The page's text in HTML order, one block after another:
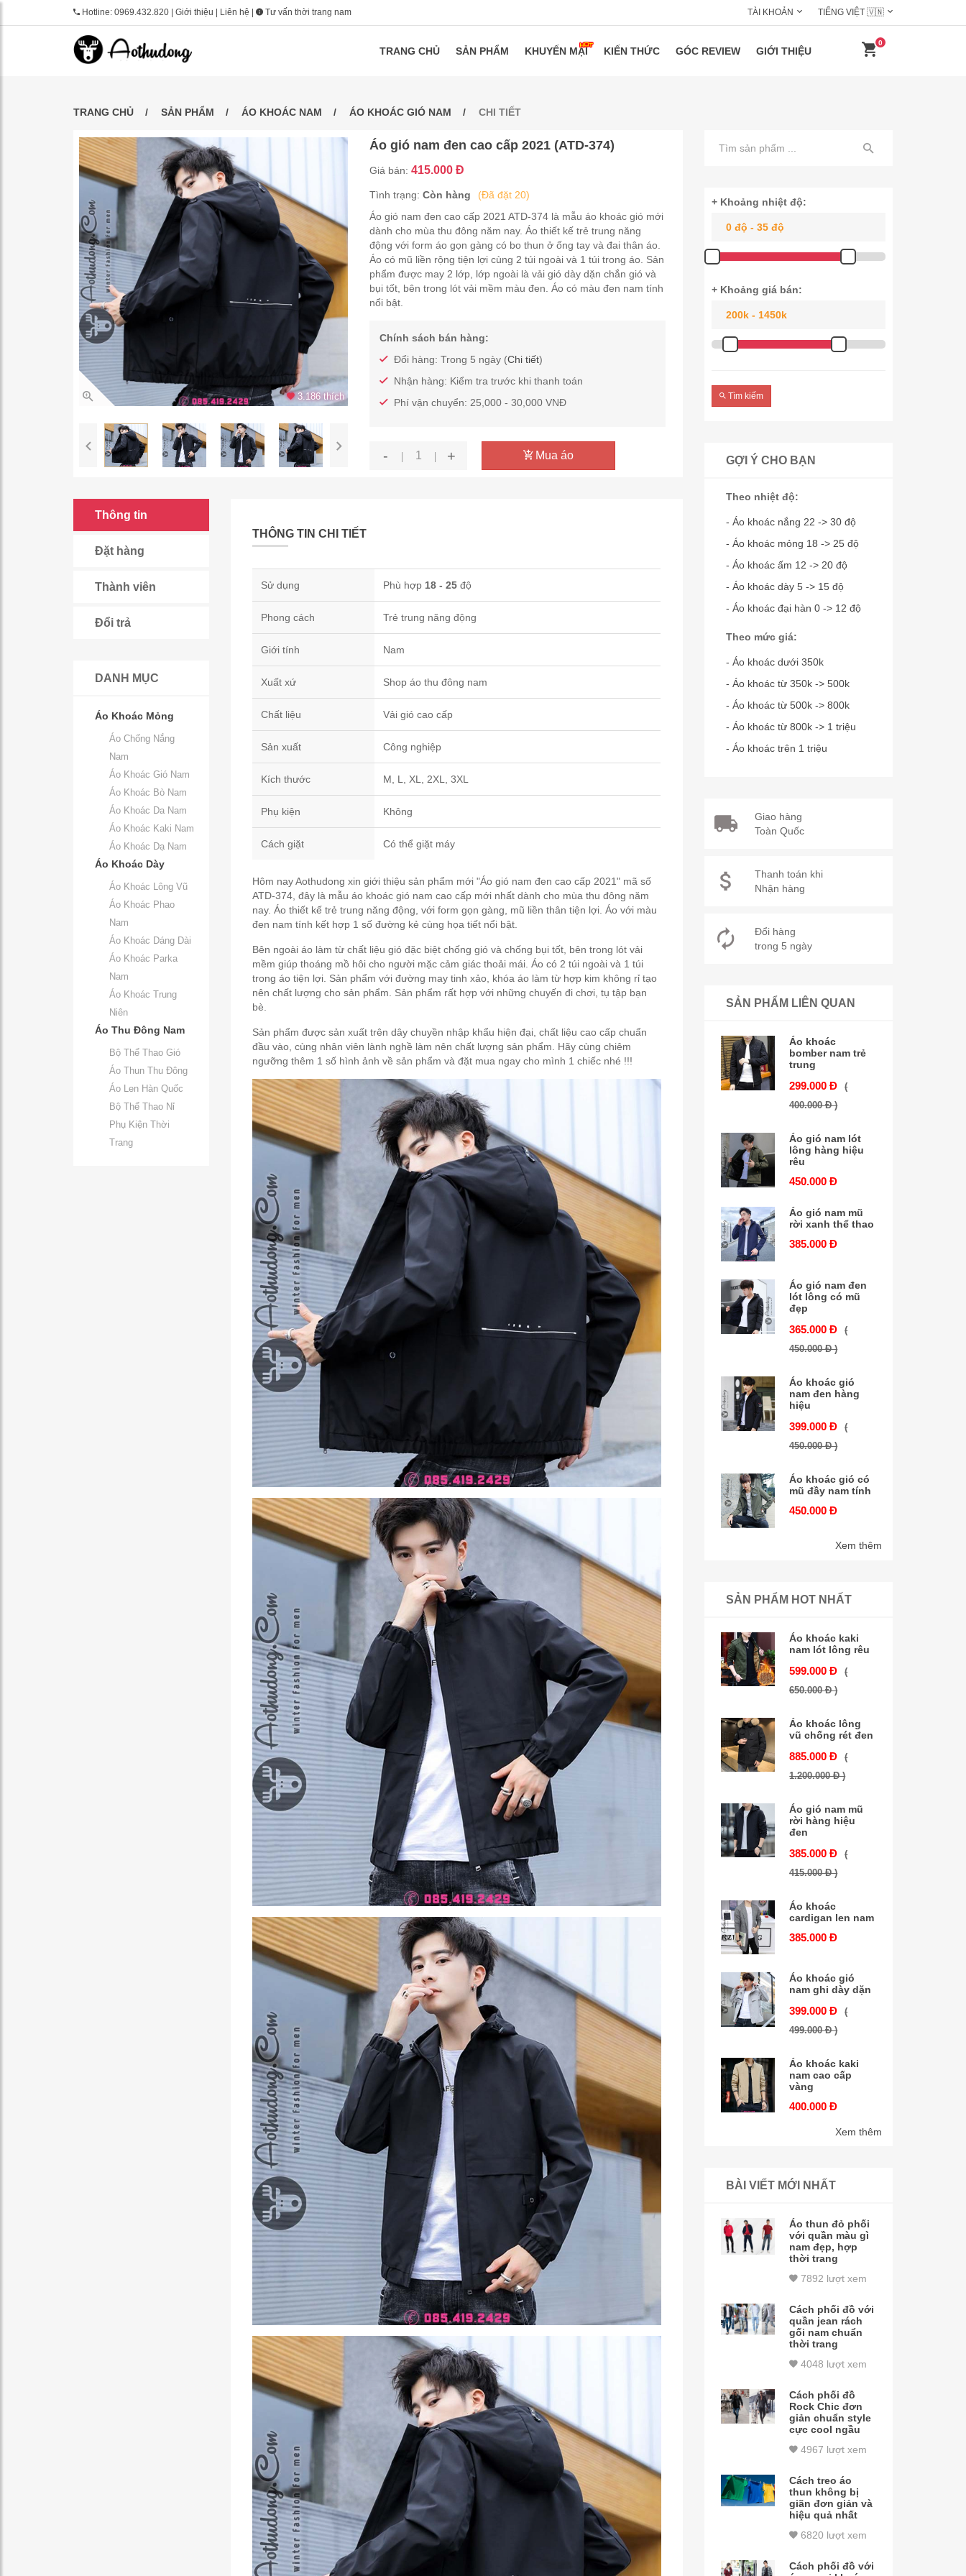
Hotline: 0969.432.820 Giới thiệu Liên hệ Tư vấn thời trang nam TÀI KHOẢN TIẾNG VIỆT 🇻🇳
TRANG CHỦ SẢN PHẨM KHUYẾN MẠI KIẾN THỨC GÓC REVIEW GIỚI THIỆU
0
TRANG CHỦ SẢN PHẨM ÁO KHOÁC NAM ÁO KHOÁC GIÓ NAM CHI TIẾT
3.186 thích
Áo gió nam đen cao cấp 2021 (ATD-374)
Giá bán:415.000 Đ
Tình trạng:Còn hàng
(Đã đặt 20)
Áo gió nam đen cao cấp 2021 ATD-374 là mẫu áo khoác gió mới
dành cho mùa thu đông năm nay. Áo thiết kế trẻ trung năng
động với form áo gọn gàng có bo thun ở ống tay và đai thân áo.
Áo có mũ liền rộng tiện lợi cùng 2 túi ngoài và 1 túi trong áo. Sản
phẩm được may 2 lớp, lớp ngoài là vải gió dày dặn chắn gió và
bụi tốt, bên trong lót vải mềm màu đen. Áo có màu đen nam tính
nổi bật.
Chính sách bán hàng:
Đổi hàng: Trong 5 ngày (Chi tiết)
Nhận hàng: Kiểm tra trước khi thanh toán
Phí vận chuyển: 25,000 - 30,000 VNĐ
- + Mua áo
Thông tin
Đặt hàng
Thành viên
Đổi trả
DANH MỤC
Áo Khoác Mỏng
Áo Chống Nắng
Nam
Áo Khoác Gió Nam
Áo Khoác Bò Nam
Áo Khoác Da Nam
Áo Khoác Kaki Nam
Áo Khoác Dạ Nam
Áo Khoác Dày
Áo Khoác Lông Vũ
Áo Khoác Phao
Nam
Áo Khoác Dáng Dài
Áo Khoác Parka
Nam
Áo Khoác Trung
Niên
Áo Thu Đông Nam
Bộ Thể Thao Gió
Áo Thun Thu Đông
Áo Len Hàn Quốc
Bộ Thể Thao Nỉ
Phụ Kiện Thời
Trang
THÔNG TIN CHI TIẾT
Sử dụng Phù hợp 18 - 25 độ
Phong cách Trẻ trung năng động
Giới tính Nam
Xuất xứ Shop áo thu đông nam
Chất liệu Vải gió cao cấp
Sản xuất Công nghiệp
Kích thước M, L, XL, 2XL, 3XL
Phụ kiện Không
Cách giặt Có thể giặt máy
Hôm nay Aothudong xin giới thiệu sản phẩm mới "Áo gió nam đen cao cấp 2021" mã số
ATD-374, đây là mẫu áo khoác gió nam cao cấp mới nhất dành cho mùa thu đông năm
nay. Áo thiết kế trẻ trung năng động, với form gọn gàng, mũ liền thân tiện lợi. Áo với màu
đen nam tính kết hợp 1 số đường kẻ cùng họa tiết nổi bật.
Bên ngoài áo làm từ chất liệu gió đặc biệt chống gió và chống bụi tốt, bên trong lót vải
mềm giúp thoáng mồ hôi cho người mặc cảm giác thoải mái. Áo có 2 túi ngoài và 1 túi
trong áo tiện lợi. Sản phẩm với đường may tinh xảo, khóa áo làm từ hợp kim không rỉ tạo
nên chất lượng cho sản phẩm. Sản phẩm rất hợp với những chuyến đi chơi, tụ tập bạn
bè.
Sản phẩm được sản xuất trên dây chuyền nhập khẩu hiện đại, chất liệu cao cấp chuẩn
đầu vào, cùng nhân viên lành nghề làm nên chất lượng sản phẩm. Hãy cùng chiêm
ngưỡng thêm 1 số hình ảnh về sản phẩm và đặt mua ngay cho mình 1 chiếc nhé !!!
+ Khoảng nhiệt độ:
+ Khoảng giá bán:
Tìm kiếm
GỢI Ý CHO BẠN
Theo nhiệt độ:
- Áo khoác nắng 22 -> 30 độ
- Áo khoác mỏng 18 -> 25 độ
- Áo khoác ấm 12 -> 20 độ
- Áo khoác dày 5 -> 15 độ
- Áo khoác đại hàn 0 -> 12 độ
Theo mức giá:
- Áo khoác dưới 350k
- Áo khoác từ 350k -> 500k
- Áo khoác từ 500k -> 800k
- Áo khoác từ 800k -> 1 triệu
- Áo khoác trên 1 triệu
Giao hàng
Toàn Quốc
Thanh toán khi
Nhận hàng
Đổi hàng
trong 5 ngày
SẢN PHẨM LIÊN QUAN
Áo khoác
bomber nam trẻ
trung
299.000 Đ
(
400.000 Đ )
Áo gió nam lót
lông hàng hiệu
rêu
450.000 Đ
Áo gió nam mũ
rời xanh thể thao
385.000 Đ
Áo gió nam đen
lót lông có mũ
đẹp
365.000 Đ
(
450.000 Đ )
Áo khoác gió
nam đen hàng
hiệu
399.000 Đ
(
450.000 Đ )
Áo khoác gió có
mũ đầy nam tính
450.000 Đ
Xem thêm
SẢN PHẨM HOT NHẤT
Áo khoác kaki
nam lót lông rêu
599.000 Đ
(
650.000 Đ )
Áo khoác lông
vũ chống rét đen
885.000 Đ
(
1.200.000 Đ )
Áo gió nam mũ
rời hàng hiệu
đen
385.000 Đ
(
415.000 Đ )
Áo khoác
cardigan len nam
385.000 Đ
Áo khoác gió
nam ghi dày dặn
399.000 Đ
(
499.000 Đ )
Áo khoác kaki
nam cao cấp
vàng
400.000 Đ
Xem thêm
BÀI VIẾT MỚI NHẤT
Áo thun đỏ phối
với quần màu gì
nam đẹp, hợp
thời trang
7892 lượt xem
Cách phối đồ với
quần jean rách
gối nam chuẩn
thời trang
4048 lượt xem
Cách phối đồ
Rock Chic đơn
giản chuẩn style
cực cool ngầu
4967 lượt xem
Cách treo áo
thun không bị
giãn đơn giản và
hiệu quả nhất
6820 lượt xem
Cách phối đồ với